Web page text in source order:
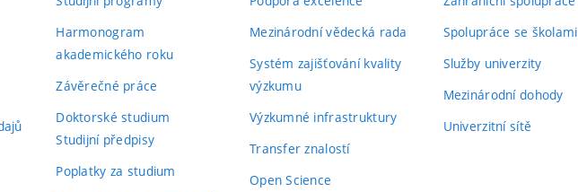
Harmonogram
akademického roku
Závěrečné práce
Doktorské studium
Studijní předpisy
Poplatky za studium
Mezinárodní vědecká rada
Systém zajišťování kvality
výzkumu
Výzkumné infrastruktury
Transfer znalostí
Open Science
Spolupráce se školami
Služby univerzity
Mezinárodní dohody
Univerzitní sítě